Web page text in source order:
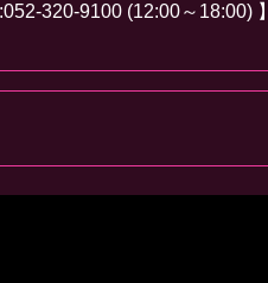
320-9100 (12:00～18:00) 】